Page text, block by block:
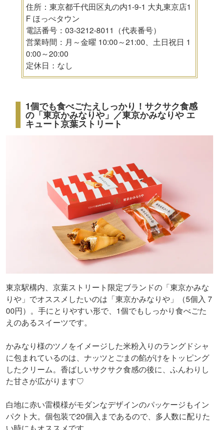
住所：東京都千代田区丸の内1-9-1 大丸東京店1
F ほっぺタウン
電話番号：03-3212-8011（代表番号）
営業時間：月～金曜 10:00～21:00、土日祝日 1
0:00～20:00
定休日：なし
1個でも食べごたえしっかり！サクサク食感
の「東京かみなりや」／東京かみなりや エ
キュート京葉ストリート
東京駅構内、京葉ストリート限定ブランドの「東京かみな
りや」でオススメしたいのは「東京かみなりや」（5個入 7
00円）。手にとりやすい形で、1個でもしっかり食べごた
えのあるスイーツです。
かみなり様のツノをイメージした米粉入りのラングドシャ
に包まれているのは、ナッツとごまの餡がけをトッピング
したクリーム。香ばしいサクサク食感の後に、ふんわりし
た甘さが広がります♡
白地に赤い雷模様がモダンなデザインのパッケージもイン
パクト大。個包装で20個入まであるので、多人数に配りた
い時にもオススメです。